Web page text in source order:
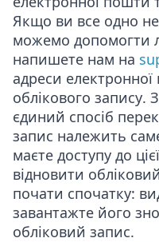
Якщо ви все одно
можемо допомогти
напишете нам на
адреси
облікового запису.
єдиний спосіб
запис належить
маєте доступу до
відновити
почати спочатку:
завантажте його
обліковий запис.